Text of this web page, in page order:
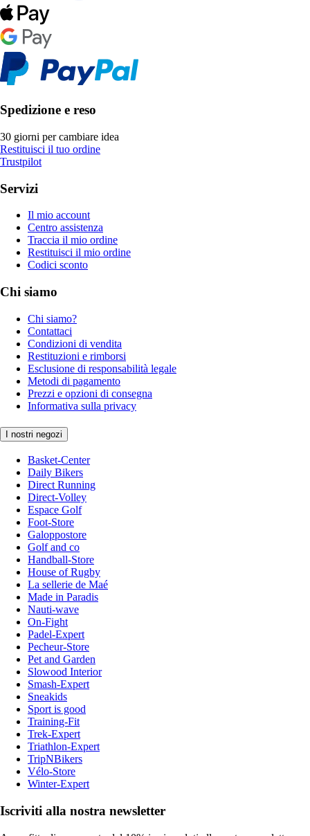
Spedizione e reso
30 giorni per cambiare idea
Restituisci il tuo ordine
Trustpilot
Servizi
Il mio account
Centro assistenza
Traccia il mio ordine
Restituisci il mio ordine
Codici sconto
Chi siamo
Chi siamo?
Contattaci
Condizioni di vendita
Restituzioni e rimborsi
Esclusione di responsabilità legale
Metodi di pagamento
Prezzi e opzioni di consegna
Informativa sulla privacy
I nostri negozi
Basket-Center
Daily Bikers
Direct Running
Direct-Volley
Espace Golf
Foot-Store
Galoppostore
Golf and co
Handball-Store
House of Rugby
La sellerie de Maé
Made in Paradis
Nauti-wave
On-Fight
Padel-Expert
Pecheur-Store
Pet and Garden
Slowood Interior
Smash-Expert
Sneakids
Sport is good
Training-Fit
Trek-Expert
Triathlon-Expert
TripNBikers
Vélo-Store
Winter-Expert
Iscriviti alla nostra newsletter